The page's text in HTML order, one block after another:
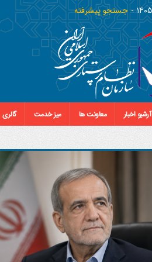
جستجو پیشرفته
آرشیو اخبار معاونت ها میز خدمت گالری